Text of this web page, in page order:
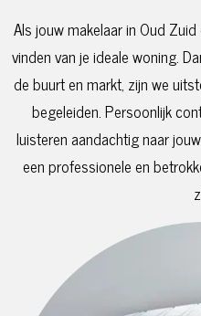
Als jouw makelaar in Oud
vinden van je ideale woning.
de buurt en markt, zijn we
begeleiden. Persoonlijk
luisteren aandachtig naar
een professionele en